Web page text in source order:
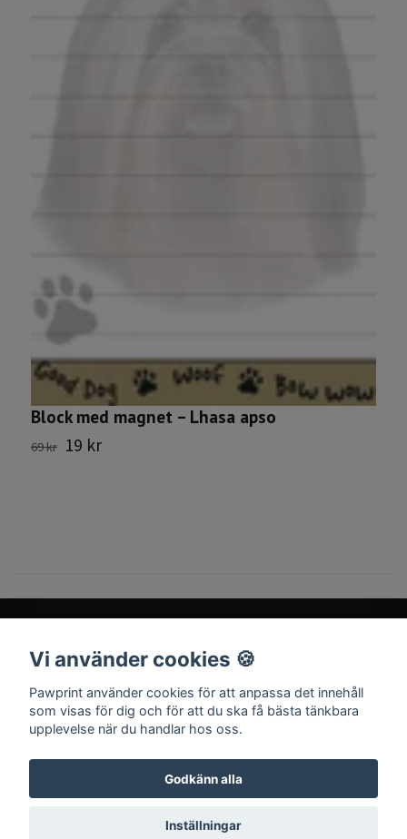
Block med magnet – Lhasa apso
69 kr 19 kr
Sociala medier
© 2026 Pawprint
Vi använder cookies 🍪
Pawprint använder cookies för att anpassa det innehåll
som visas för dig och för att du ska få bästa tänkbara
upplevelse när du handlar hos oss.
Godkänn alla
Inställningar